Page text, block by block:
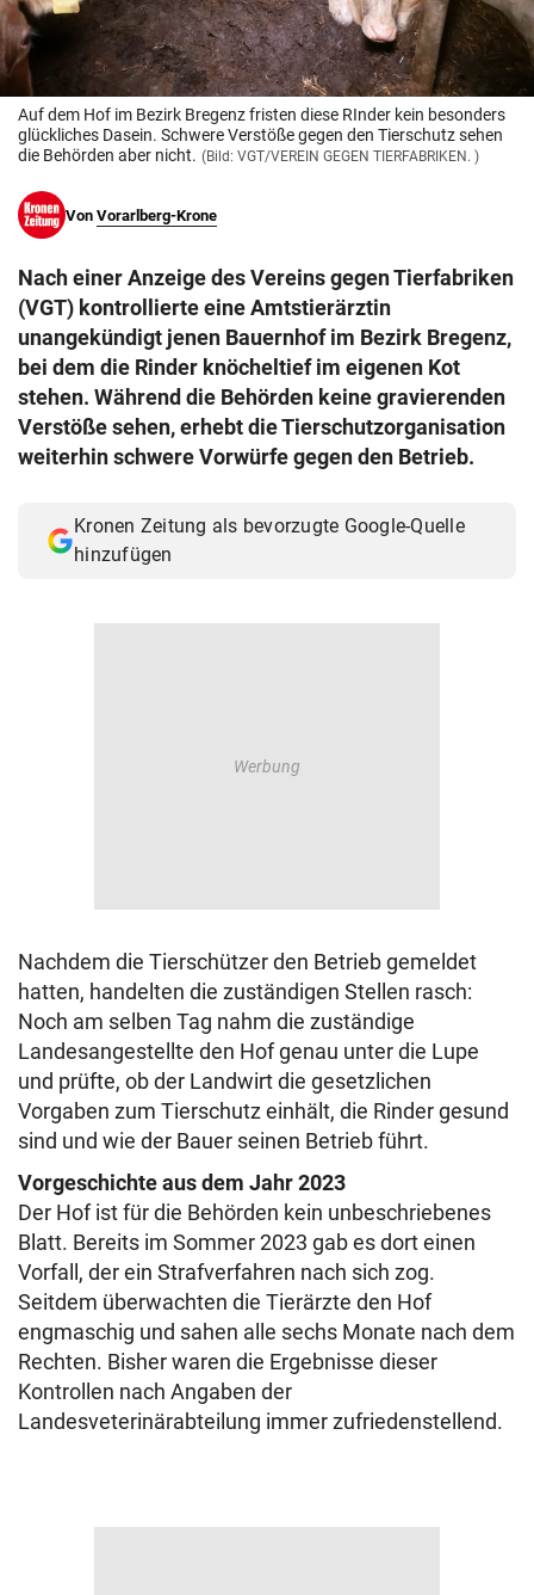
© Krone Multimedia GmbH & Co KG 2026
Muthgasse 2, 1190 Wien
Auf dem Hof im Bezirk Bregenz fristen diese RInder kein besonders
glückliches Dasein. Schwere Verstöße gegen den Tierschutz sehen
die Behörden aber nicht. (Bild: VGT/VEREIN GEGEN TIERFABRIKEN. )
Von Vorarlberg-Krone
Nach einer Anzeige des Vereins gegen Tierfabriken
(VGT) kontrollierte eine Amtstierärztin
unangekündigt jenen Bauernhof im Bezirk Bregenz,
bei dem die Rinder knöcheltief im eigenen Kot
stehen. Während die Behörden keine gravierenden
Verstöße sehen, erhebt die Tierschutzorganisation
weiterhin schwere Vorwürfe gegen den Betrieb.
Kronen Zeitung als bevorzugte Google-Quelle
hinzufügen
Nachdem die Tierschützer den Betrieb gemeldet
hatten, handelten die zuständigen Stellen rasch:
Noch am selben Tag nahm die zuständige
Landesangestellte den Hof genau unter die Lupe
und prüfte, ob der Landwirt die gesetzlichen
Vorgaben zum Tierschutz einhält, die Rinder gesund
sind und wie der Bauer seinen Betrieb führt.
Vorgeschichte aus dem Jahr 2023
Der Hof ist für die Behörden kein unbeschriebenes
Blatt. Bereits im Sommer 2023 gab es dort einen
Vorfall, der ein Strafverfahren nach sich zog.
Seitdem überwachten die Tierärzte den Hof
engmaschig und sahen alle sechs Monate nach dem
Rechten. Bisher waren die Ergebnisse dieser
Kontrollen nach Angaben der
Landesveterinärabteilung immer zufriedenstellend.